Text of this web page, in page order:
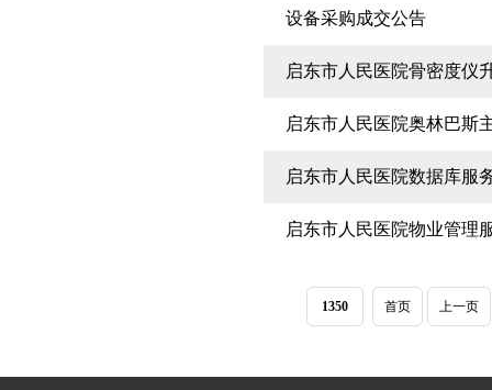
设备采购成交公告
启东市人民医院骨密度仪
启东市人民医院奥林巴斯
启东市人民医院数据库服
启东市人民医院物业管理
1350 首页 上一页